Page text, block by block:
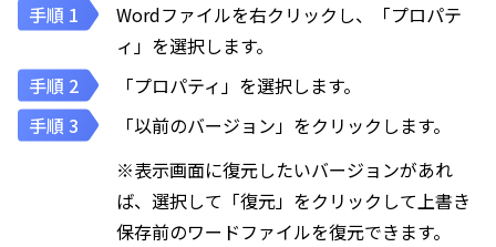
Wordファイルを右クリックし、「プロパテ
ィ」を選択します。
「プロパティ」を選択します。
「以前のバージョン」をクリックします。
※表示画面に復元したいバージョンがあれ
ば、選択して「復元」をクリックして上書き
保存前のワードファイルを復元できます。